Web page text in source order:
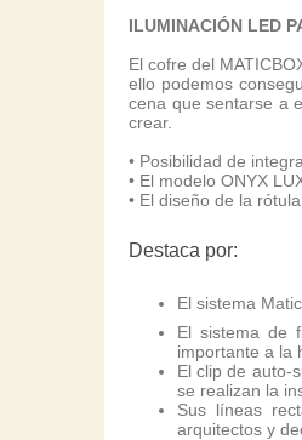
ILUMINACIÓN LED
El cofre del
ello podemos
cena que sentarse a
crear.
• Posibilidad de
• El modelo ONYX
• El diseño de la
Destaca por:
El sistema
El sistema de
importante a la
El clip de auto-
se realizan la
Sus líneas
arquitectos y